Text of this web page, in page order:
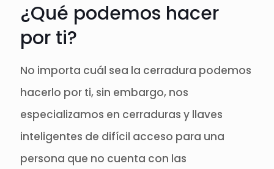
¿Qué podemos hacer
por ti?
No importa cuál sea la cerradura podemos
hacerlo por ti, sin embargo, nos
especializamos en cerraduras y llaves
inteligentes de difícil acceso para una
persona que no cuenta con las